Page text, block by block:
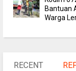
Bantuan
Warga
RECENT